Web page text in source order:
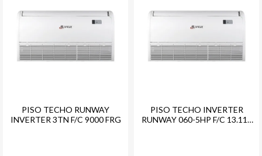
PISO TECHO RUNWAY
INVERTER 3TN F/C 9000 FRG
PISO TECHO INVERTER
RUNWAY 060-5HP F/C 13.110